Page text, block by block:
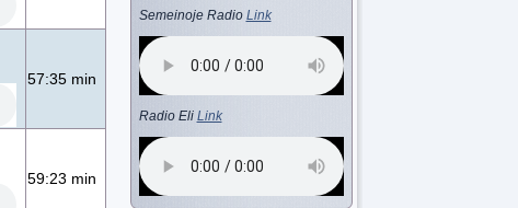
57:35 min
59:23 min
Semeinoje Radio Link
Radio Eli Link